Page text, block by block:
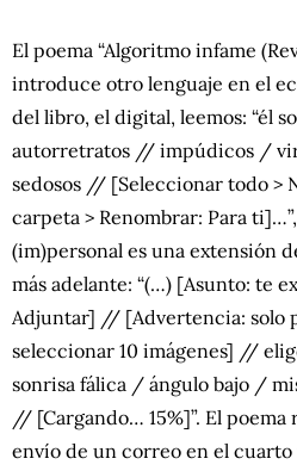
El poema “Algoritmo infame
introduce otro lenguaje en el
del libro, el digital, leemos: “él
autorretratos // impúdicos /
sedosos // [Seleccionar todo >
carpeta > Renombrar: Para
(im)personal es una extensión
más adelante: “(…) [Asunto: te
Adjuntar] // [Advertencia: solo
seleccionar 10 imágenes] //
sonrisa fálica / ángulo bajo /
// [Cargando… 15%]”. El poema
envío de un correo en el cuarto